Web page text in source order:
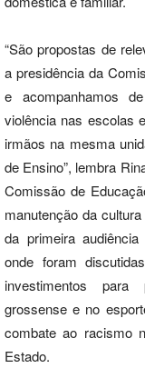
“São propostas de
a presidência da
e acompanhamos
violência nas escolas
irmãos na mesma
de Ensino”, lembra
Comissão de
manutenção da
da primeira
onde foram
investimentos para
grossense e no
combate ao racismo
Estado.